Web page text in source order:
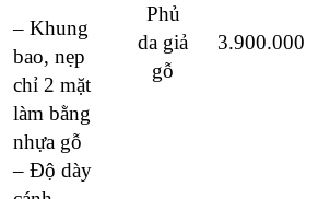
– Khung
bao, nẹp
chỉ 2 mặt
làm bằng
nhựa gỗ
– Độ dày
Phủ
da giả
gỗ
3.900.000